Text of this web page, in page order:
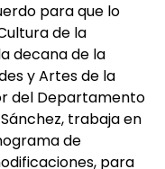
para que lo
de la
decana de la
y Artes de la
del Departamento
trabaja en
de
para